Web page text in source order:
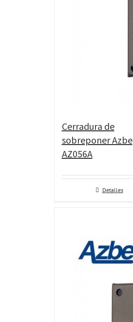
Cerradura de
sobreponer Azbe
AZ056A
Detalles